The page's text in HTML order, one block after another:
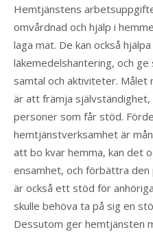
Hemtjänstens
omvårdnad och hjälp i
laga mat. De kan också
läkemedelshantering, och
samtal och aktiviteter.
är att främja
personer som får stöd.
hemtjänstverksamhet är
att bo kvar hemma, kan det
ensamhet, och förbättra den
är också ett stöd för
skulle behöva ta på sig en
Dessutom ger hemtjänsten